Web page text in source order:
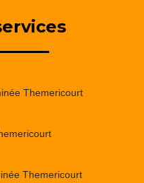
Themericourt
Themericourt